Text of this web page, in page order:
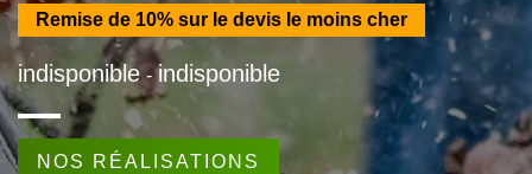
Remise de 10% sur le devis le moins cher
indisponible - indisponible
NOS RÉALISATIONS